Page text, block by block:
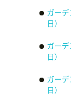
ガー
日）
ガーデ
日）
ガーデ
日）